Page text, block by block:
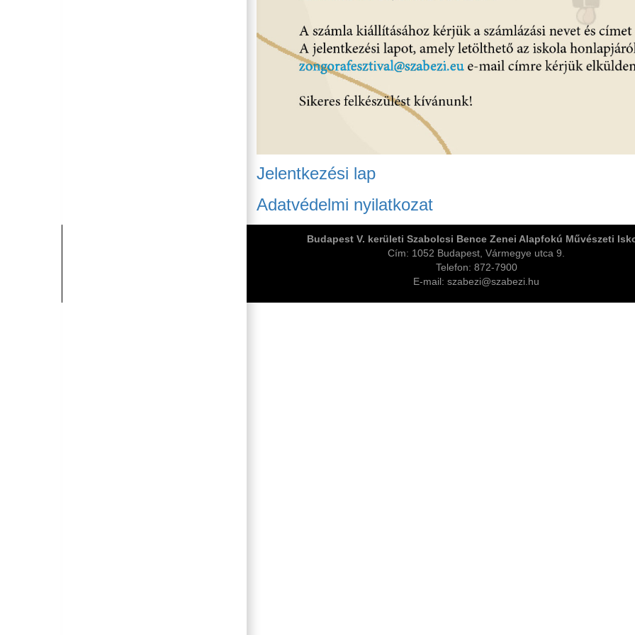
Jelentkezési lap
Adatvédelmi nyilatkozat
Budapest V. kerületi Szabolcsi Bence Zenei Alapfokú Művészeti
Cím: 1052 Budapest, Vármegye utca 9.
Telefon: 872-7900
E-mail: szabezi@szabezi.hu